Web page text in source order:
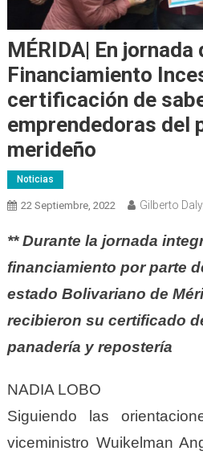
MÉRIDA| En jornada
Financiamiento
certificación de
emprendedoras del
merideño
Noticias
22 Septiembre, 2022 Gilberto Daly
** Durante la jornada
financiamiento por parte
estado Bolivariano de
recibieron su certificado
panadería y repostería
NADIA LOBO
Siguiendo las
viceministro Wuikelman